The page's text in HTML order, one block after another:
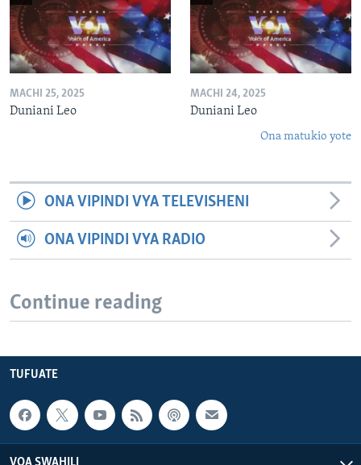
MACHI 25, 2025
Duniani Leo
MACHI 24, 2025
Duniani Leo
Ona matukio yote
ONA VIPINDI VYA TELEVISHENI
ONA VIPINDI VYA RADIO
Continue reading
TUFUATE